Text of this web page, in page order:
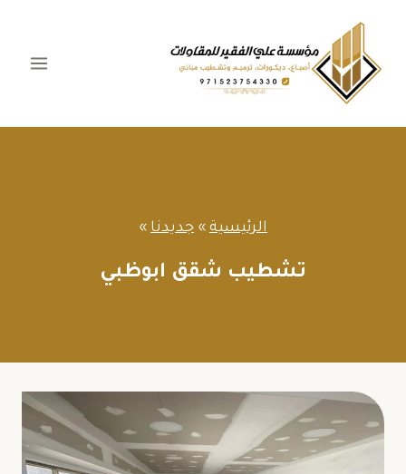
المحتوى
الرئيسية » جديدنا »
تشطيب شقق ابوظبي